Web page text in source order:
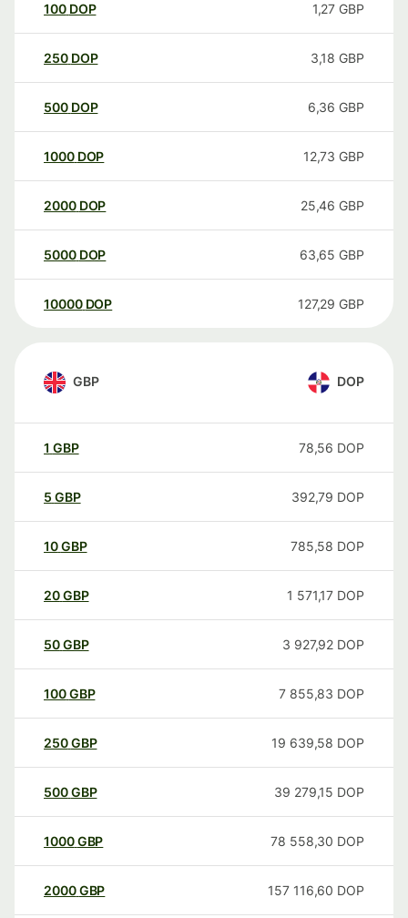
100 DOP 1,27 GBP
250 DOP 3,18 GBP
500 DOP 6,36 GBP
1000 DOP 12,73 GBP
2000 DOP 25,46 GBP
5000 DOP 63,65 GBP
10000 DOP 127,29 GBP
GBP DOP
1 GBP 78,56 DOP
5 GBP 392,79 DOP
10GBP 785,58 DOP
20GBP 1 571,17 DOP
50GBP 3 927,92 DOP
100GBP 7 855,83 DOP
250GBP 19 639,58 DOP
500GBP 39 279,15 DOP
1000GBP 78 558,30 DOP
2000GBP 157 116,60 DOP